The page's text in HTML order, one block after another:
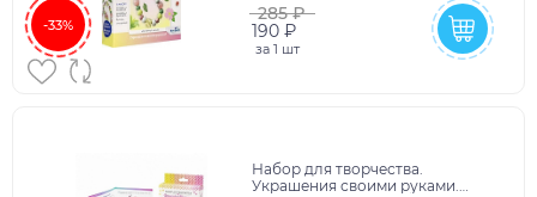
-33%
285 ₽
190 ₽
за 1 шт
Набор для творчества.
Украшения своими руками.